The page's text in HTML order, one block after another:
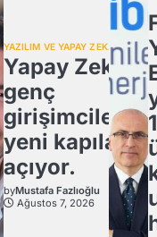
YAZILIM VE YAPAY ZEKA
Yapay Zeka,
genç
girişimcilere
yeni kapılar
açıyor.
byMustafa Fazlıoğlu
Ağustos 7, 2026